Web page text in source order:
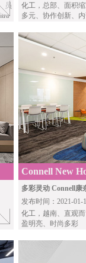
员
化工 ，总部、面积
多元、协作创新、
Connell New
ZOES Creative
多彩灵动 Connell康
发布时间：2021-01-
化工 ，越南、直观
盈明亮、时尚多彩